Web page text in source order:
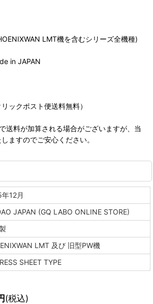
LMT機を含むシリーズ全機種)
in JAPAN
ックポスト便送料無料）
送料が加算される場合がございますが、当
ますのでご安心ください。
12月
JAPAN (GQ LABO ONLINE STORE)
LMT 及び 旧型PW機
SHEET TYPE
(税込)